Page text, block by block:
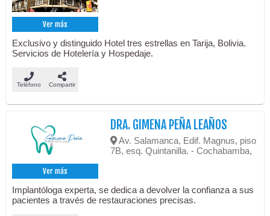
Ver más
Exclusivo y distinguido Hotel tres estrellas en Tarija, Bolivia.
Servicios de Hotelería y Hospedaje.
Teléfono Compartir
Ver más
DRA. GIMENA PEÑA LEAÑOS
Av. Salamanca, Edif. Magnus, piso
7B, esq. Quintanilla. - Cochabamba,
Implantóloga experta, se dedica a devolver la confianza a sus
pacientes a través de restauraciones precisas.